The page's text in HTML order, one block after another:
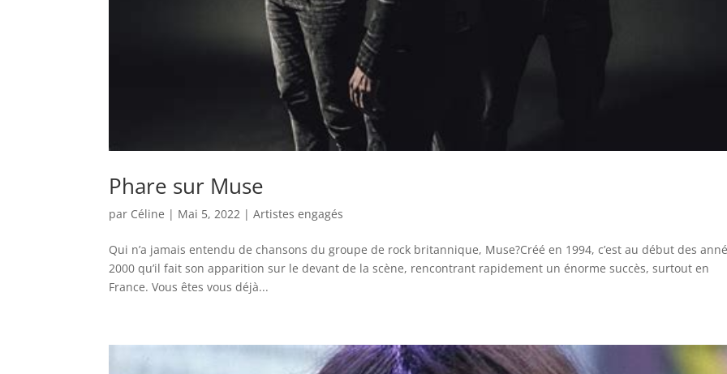
Phare sur Muse
par Céline | Mai 5, 2022 |Artistes engagés
Qui n’a jamais entendu de chansons du groupe de rock britannique, Muse?Créé en 1994, c’est au début des
2000 qu’il fait son apparition sur le devant de la scène, rencontrant rapidement un énorme succès, surtout en
France. Vous êtes vous déjà...